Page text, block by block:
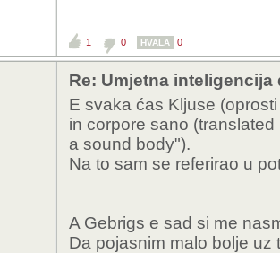
1 0 HVALA 0
Re: Umjetna
E svaka ćas Kljuse
in corpore sano
a sound body").
Na to sam se referirao u
A Gebrigs e sad si me
Da pojasnim malo bolje